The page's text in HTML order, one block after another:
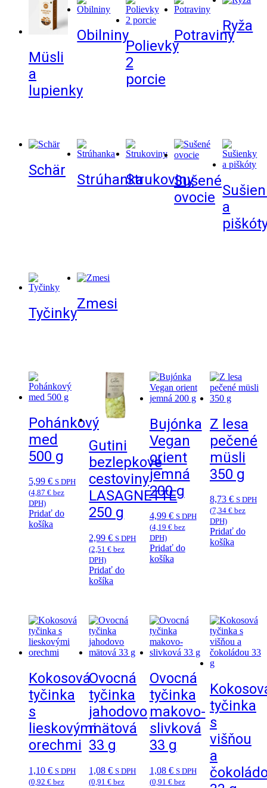
Müsli
a
lupienky
Obilniny
Polievky
2
porcie
Potraviny
Ryža
Schär
StrúhankaStrukovinySušené
ovocie
a
Tyčinky
Zmesi
Pohánkový
med
500 g
5,99 € S DPH
(4,87 € bez
DPH)
Pridať do
košíka
Gutini
bezlepkové
cestoviny
LASAGNETTE
250 g
2,99€ S DPH
(2,51€ bez
DPH)
Pridať do
košíka
Bujónka
Vegan
orient
jemná
200 g
4,99 € S DPH
(4,19 €bez
DPH)
Pridať do
košíka
Z lesa
pečené
müsli
350 g
8,73 € S DPH
(7,34 €bez
DPH)
Pridať do
košíka
Kokosová
tyčinka
s
lieskovými
orechmi
1,10 € S DPH
(0,92 € bez
Ovocná
tyčinka
jahodovo
mätová
33 g
1,08€ S DPH
(0,91€ bez
Ovocná
tyčinka
makovo-
slivková
33 g
1,08 € S DPH
(0,91 €bez
tyčinka
s
višňou
a